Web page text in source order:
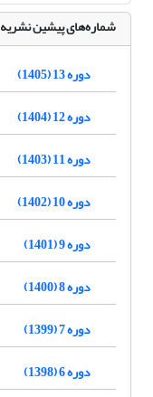
شماره‌های پیشین نشریه
دوره 13 (1405)
دوره 12 (1404)
دوره 11 (1403)
دوره 10 (1402)
دوره 9 (1401)
دوره 8 (1400)
دوره 7 (1399)
دوره 6 (1398)